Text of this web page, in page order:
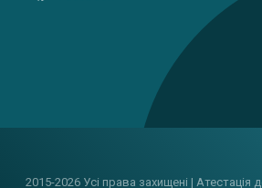
2015-2026 Усі права захищені | Атестація